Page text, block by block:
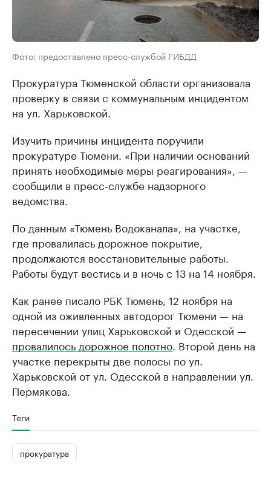
Фото: предоставлено пресс-службой ГИБДД
Прокуратура Тюменской области организовала
проверку в связи с коммунальным инцидентом
на ул. Харьковской.
Изучить причины инцидента поручили
прокуратуре Тюмени. «При наличии оснований
принять необходимые меры реагирования», —
сообщили в пресс-службе надзорного
ведомства.
По данным «Тюмень Водоканала», на участке,
где провалилась дорожное покрытие,
продолжаются восстановительные работы.
Работы будут вестись и в ночь с 13 на 14 ноября.
Как ранее писало РБК Тюмень, 12 ноября на
одной из оживленных автодорог Тюмени — на
пересечении улиц Харьковской и Одесской —
провалилось дорожное полотно. Второй день на
участке перекрыты две полосы по ул.
Харьковской от ул. Одесской в направлении ул.
Пермякова.
Теги
прокуратура